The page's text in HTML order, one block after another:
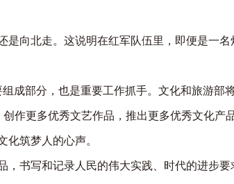
向北走。这说明在红军队伍里，即便是一名
成部分，也是重要工作抓手。文化和旅游部
作更多优秀文艺作品，推出更多优秀文化产
筑梦人的心声。
书写和记录人民的伟大实践、时代的进步要